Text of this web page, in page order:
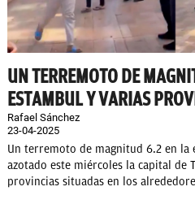
UN TERREMOTO DE
ESTAMBUL Y VARIAS
Rafael Sánchez
23-04-2025
Un terremoto de magnitud 6.2 en la
azotado este miércoles la capital de
provincias situadas en los